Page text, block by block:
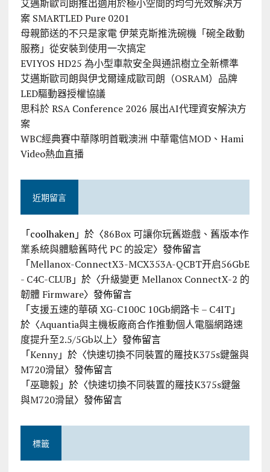
艾邁斯歐司朗推出適用於極小空間的均勻光效解決方
案 SMARTLED Pure 0201
母親節送的不只是家電 伊萊克斯推洗碗機「碗全啟動
服務」從安裝到使用一次搞定
EVIYOS HD25 為小型車款安全與通訊樹立全新標準
艾邁斯歐司朗與伊戈爾達成歐司朗（OSRAM）品牌
LED驅動器授權協議
思科於 RSA Conference 2026 展出AI代理資安解決方
案
WBC經典賽中華隊明首戰澳洲 中華電信MOD、Hami
Video熱血直播
近期留言
「coolhaken」於〈86Box 可讓你玩舊遊戲、舊版本作
業系統與體驗舊時代 PC 的設定〉發佈留言
「Mellanox-ConnectX3-MCX353A-QCBT开启56GbE
- C4C-CLUB 」於〈升級變更 Mellanox ConnectX-2 的
韌體 Firmware〉發佈留言
「支援五速的華碩 XG-C100C 10Gb網路卡 – C4IT」
於〈Aquantia與主機板廠商合作推動個人電腦網路速
度提升至2.5/5Gb以上〉發佈留言
「Kenny」於〈快速切換不同裝置的羅技K375s鍵盤與
M720滑鼠〉發佈留言
「巫聰毅」於〈快速切換不同裝置的羅技K375s鍵盤
與M720滑鼠〉發佈留言
標籤